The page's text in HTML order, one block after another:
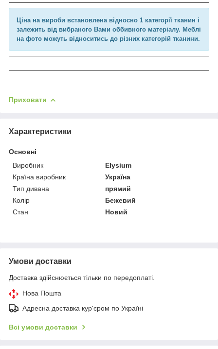
Ціна на вироби встановлена відносно 1 категорії тканин і
залежить від вибраного Вами оббивного матеріалу. Меблі
на фото можуть відноситись до різних категорій тканини.
Приховати
Характеристики
Основні
Виробник
Elysium
Країна виробник
Україна
Тип дивана
прямий
Колір
Бежевий
Стан
Новий
Умови доставки
Доставка здійснюється тільки по передоплаті.
Нова Пошта
Адресна доставка кур'єром по Україні
Всі умови доставки